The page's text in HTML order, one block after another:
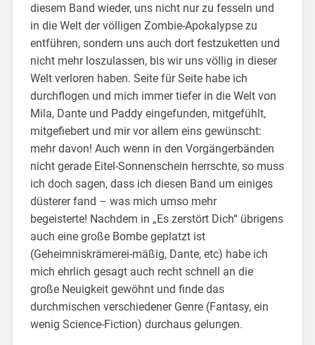
diesem Band wieder, uns nicht nur zu fesseln und
in die Welt der völligen Zombie-Apokalypse zu
entführen, sondern uns auch dort festzuketten und
nicht mehr loszulassen, bis wir uns völlig in dieser
Welt verloren haben. Seite für Seite habe ich
durchflogen und mich immer tiefer in die Welt von
Mila, Dante und Paddy eingefunden, mitgefühlt,
mitgefiebert und mir vor allem eins gewünscht:
mehr davon! Auch wenn in den Vorgängerbänden
nicht gerade Eitel-Sonnenschein herrschte, so muss
ich doch sagen, dass ich diesen Band um einiges
düsterer fand – was mich umso mehr
begeisterte! Nachdem in „Es zerstört Dich“ übrigens
auch eine große Bombe geplatzt ist
(Geheimniskrämerei-mäßig, Dante, etc) habe ich
mich ehrlich gesagt auch recht schnell an die
große Neuigkeit gewöhnt und finde das
durchmischen verschiedener Genre (Fantasy, ein
wenig Science-Fiction) durchaus gelungen.